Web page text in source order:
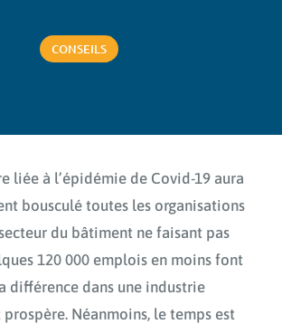
CONSEILS
liée à l’épidémie de Covid-19 aura
bousculé toutes les organisations
du bâtiment ne faisant pas
120 000 emplois en moins font
différence dans une industrie
Néanmoins, le temps est